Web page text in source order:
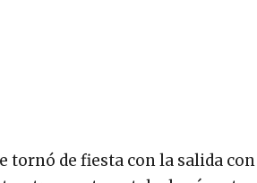
tornó de fiesta con la salida con